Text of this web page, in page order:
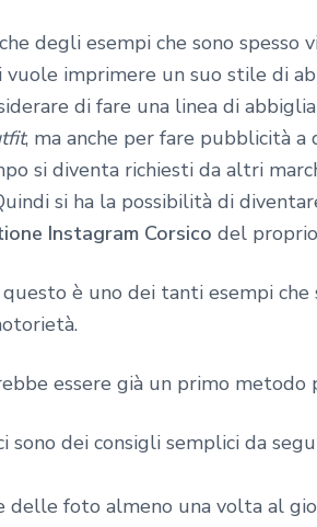
degli esempi che sono
vuole imprimere un suo stile di
di fare una linea di
, ma anche per fare pubblicità
si diventa richiesti da altri
si ha la possibilità di
Instagram Corsico del
questo è uno dei tanti esempi
essere già un primo metodo
sono dei consigli semplici da
delle foto almeno una volta al